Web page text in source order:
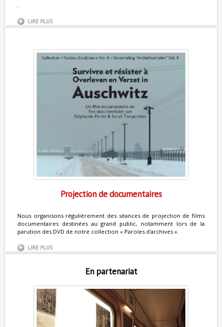
LIRE PLUS
Projection de documentaires
Nous organisons régulièrement des séances de projection de films
documentaires destinées au grand public, notamment lors de la
parution des DVD de notre collection « Paroles d'archives ».
LIRE PLUS
En partenariat